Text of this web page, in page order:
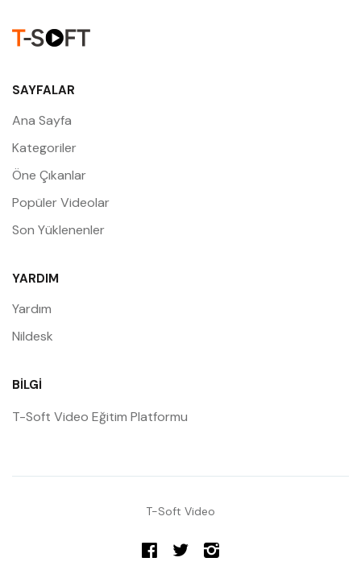
SAYFALAR
Ana Sayfa
Kategoriler
Öne Çıkanlar
Popüler Videolar
Son Yüklenenler
YARDIM
Yardım
Nildesk
BILGI
T-Soft Video Eğitim Platformu
T-Soft Video